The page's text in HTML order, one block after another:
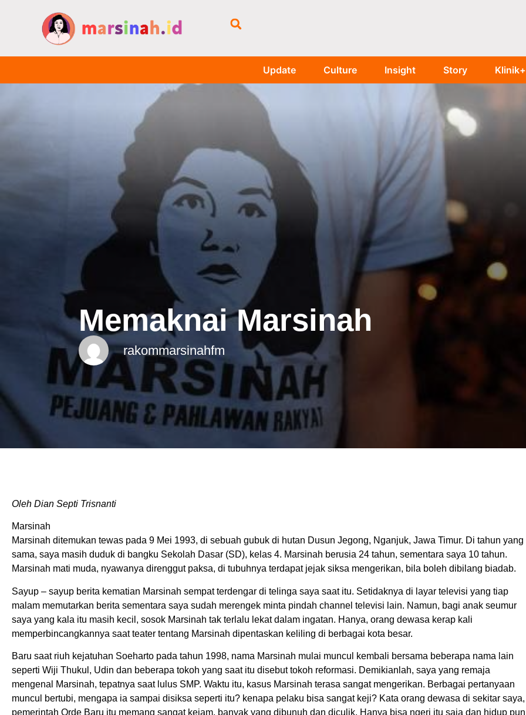
Update Culture Insight Story Klinik+
Memaknai Marsinah
rakommarsinahfm
Oleh Dian Septi Trisnanti
Marsinah
Marsinah ditemukan tewas pada 9 Mei 1993, di sebuah gubuk di hutan Dusun Jegong, Nganjuk, Jawa Timur. Di tahun yang
sama, saya masih duduk di bangku Sekolah Dasar (SD), kelas 4. Marsinah berusia 24 tahun, sementara saya 10 tahun.
Marsinah mati muda, nyawanya direnggut paksa, di tubuhnya terdapat jejak siksa mengerikan, bila boleh dibilang biadab.
Sayup – sayup berita kematian Marsinah sempat terdengar di telinga saya saat itu. Setidaknya di layar televisi yang tiap
malam memutarkan berita sementara saya sudah merengek minta pindah channel televisi lain. Namun, bagi anak seumur
saya yang kala itu masih kecil, sosok Marsinah tak terlalu lekat dalam ingatan. Hanya, orang dewasa kerap kali
memperbincangkannya saat teater tentang Marsinah dipentaskan keliling di berbagai kota besar.
Baru saat riuh kejatuhan Soeharto pada tahun 1998, nama Marsinah mulai muncul kembali bersama beberapa nama lain
seperti Wiji Thukul, Udin dan beberapa tokoh yang saat itu disebut tokoh reformasi. Demikianlah, saya yang remaja
mengenal Marsinah, tepatnya saat lulus SMP. Waktu itu, kasus Marsinah terasa sangat mengerikan. Berbagai pertanyaan
muncul bertubi, mengapa ia sampai disiksa seperti itu? kenapa pelaku bisa sangat keji? Kata orang dewasa di sekitar saya,
pemerintah Orde Baru itu memang sangat kejam, banyak yang dibunuh dan diculik. Hanya bisa ngeri itu saja dan hidup pun